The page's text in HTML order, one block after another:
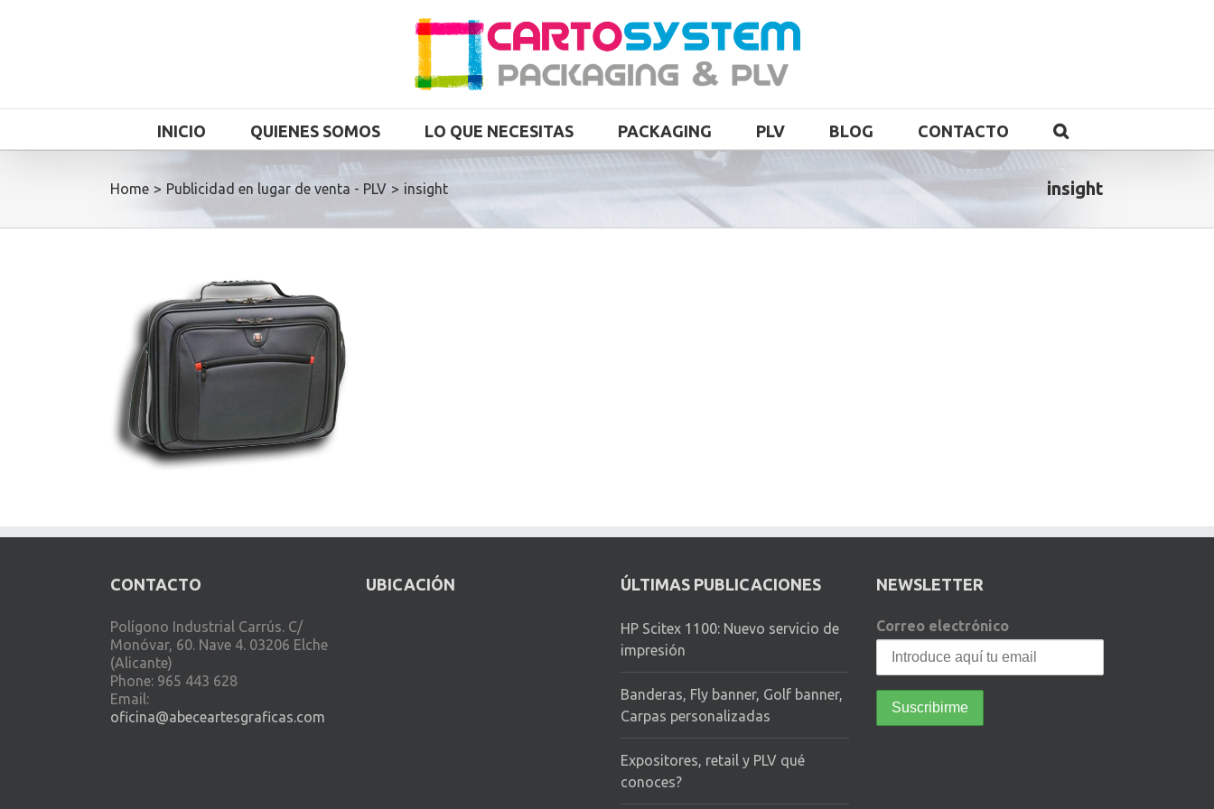
INICIO QUIENES SOMOS LO QUE NECESITAS PACKAGING PLV BLOG CONTACTO
insight
Home > Publicidad en lugar de venta - PLV > insight
CONTACTO
Polígono Industrial Carrús. C/
Monóvar, 60. Nave 4. 03206 Elche
(Alicante)
Phone: 965 443 628
Email:
oficina@abeceartesgraficas.com
UBICACIÓN ÚLTIMAS PUBLICACIONES
HP Scitex 1100: Nuevo servicio de
impresión
Banderas, Fly banner, Golf banner,
Carpas personalizadas
Expositores, retail y PLV qué
conoces?
NEWSLETTER
Correo electrónico